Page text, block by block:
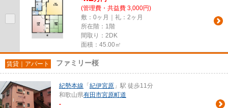
(管理費・共益費 3,000円)
敷：0ヶ月｜礼：2ヶ月
所在階：1階
間取り：2DK
面積：45.00㎡
賃貸｜アパート ファミリー桜
紀勢本線 「 紀伊宮原 」駅 徒歩11分
和歌山県有田市宮原町道
-